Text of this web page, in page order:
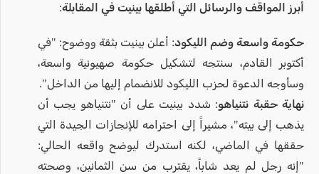
أبرز المواقف والرسائل التي أطلقها بينيت في المقابلة:
حكومة واسعة وضم الليكود:أعلن بينيت بثقة ووضوح: "في
أكتوبر القادم، سنتجه لتشكيل حكومة صهيونية واسعة،
وسأوجه الدعوة لحزب الليكود للانضمام إليها من الداخل".
نهاية حقبة نتنياهو:شدد بينيت على أن "نتنياهو يجب أن
يذهب إلى بيته"، مشيراً إلى احترامه للإنجازات الجيدة التي
حققها في الماضي، لكنه استدرك ليوضح واقعه الحالي:
"إنه رجل لم يعد شاباً، يقترب من سن الثمانين، وصحته